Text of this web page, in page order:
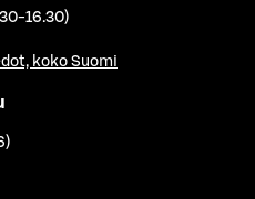
16.30)
koko Suomi